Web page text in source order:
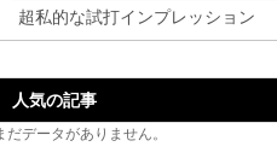
超私的な試打インプレッション
人気の記事
だデータがありません。